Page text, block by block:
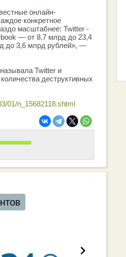
онлайн-
конкретное
масштабнее: Twitter -
— от 8,7 млрд до 23,4
до 3,6 млрд рублей», —
Twitter и
деструктивных
01/n_15682118.shtml